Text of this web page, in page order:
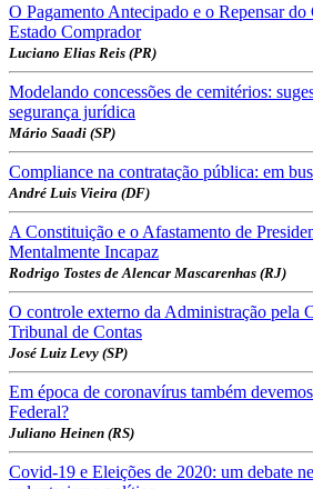
O Pagamento Antecipado e o Repensar
Estado Comprador
Luciano Elias Reis (PR)
Modelando concessões de cemitérios:
segurança jurídica
Mário Saadi (SP)
Compliance na contratação pública: em
André Luis Vieira (DF)
A Constituição e o Afastamento de
Mentalmente Incapaz
Rodrigo Tostes de Alencar Mascarenhas (RJ)
O controle externo da Administração pela
Tribunal de Contas
José Luiz Levy (SP)
Em época de coronavírus também
Federal?
Juliano Heinen (RS)
Covid-19 e Eleições de 2020: um debate